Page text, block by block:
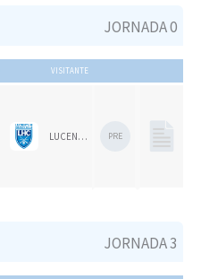
JORNADA 0
VISITANTE
LUCENTUM HC PRE
JORNADA 3